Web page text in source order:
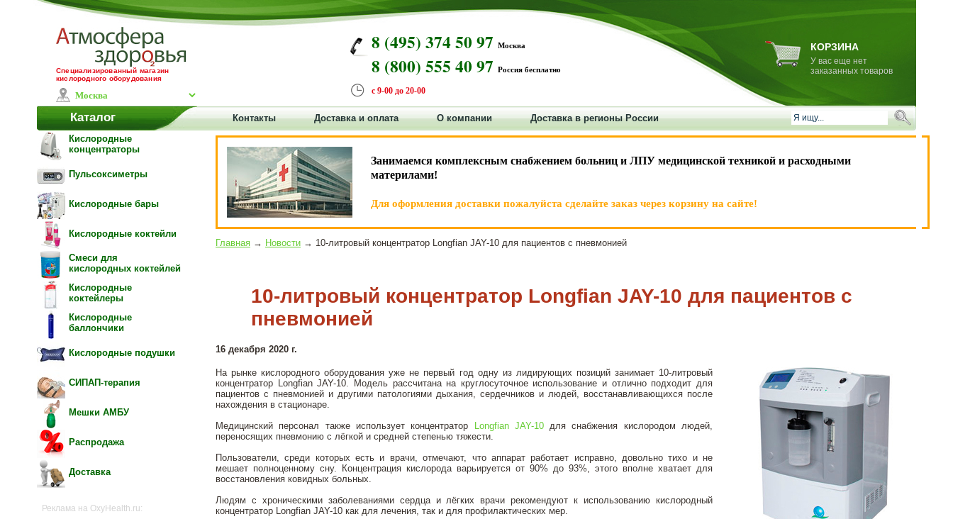
Специализированный магазин
кислородного оборудования
8 (495) 374 50 97 Москва
8 (800) 555 40 97 Россия бесплатно
с 9-00 до 20-00
КОРЗИНА
У вас еще нет
заказанных товаров
Каталог Контакты Доставка и оплата О компании
Доставка в регионы России
Кислородные
концентраторы
Пульсоксиметры
Кислородные бары
Кислородные коктейли
Смеси для
кислородных коктейлей
Кислородные
коктейлеры
Кислородные
баллончики
Кислородные подушки
СИПАП-терапия
Мешки АМБУ
Распродажа
Доставка
Реклама на OxyHealth.ru:
Занимаемся комплексным снабжением больниц и ЛПУ медицинской техникой и расходными
материлами!
Для оформления доставки пожалуйста сделайте заказ через корзину на сайте!
Главная → Новости → 10-литровый концентратор Longfian JAY-10 для пациентов с пневмонией
10-литровый концентратор Longfian JAY-10 для пациентов с
пневмонией
16 декабря 2020 г.
На рынке кислородного оборудования уже не первый год одну из лидирующих позиций занимает 10-литровый
концентратор Longfian JAY-10. Модель рассчитана на круглосуточное использование и отлично подходит для
пациентов с пневмонией и другими патологиями дыхания, сердечников и людей, восстанавливающихся после
нахождения в стационаре.
Медицинский персонал также использует концентратор Longfian JAY-10для снабжения кислородом людей,
переносящих пневмонию с лёгкой и средней степенью тяжести.
Пользователи, среди которых есть и врачи, отмечают, что аппарат работает исправно, довольно тихо и не
мешает полноценному сну. Концентрация кислорода варьируется от 90% до 93%, этого вполне хватает для
восстановления ковидных больных.
Людям с хроническими заболеваниями сердца и лёгких врачи рекомендуют к использованию кислородный
концентратор Longfian JAY-10 как для лечения, так и для профилактических мер.